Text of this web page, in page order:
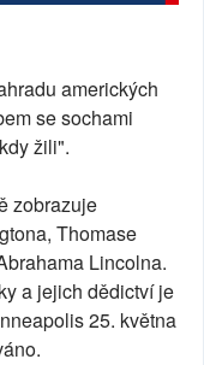
amerických
se sochami
žili".
zobrazuje
Thomase
Lincolna.
a jejich dědictví je
25. května